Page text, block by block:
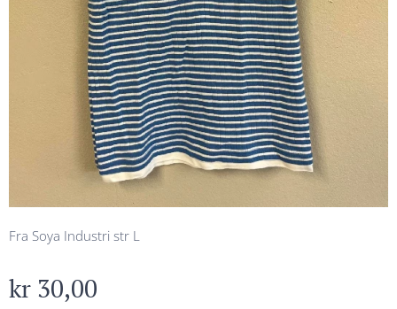
Fra Soya Industri str L
kr 30,00